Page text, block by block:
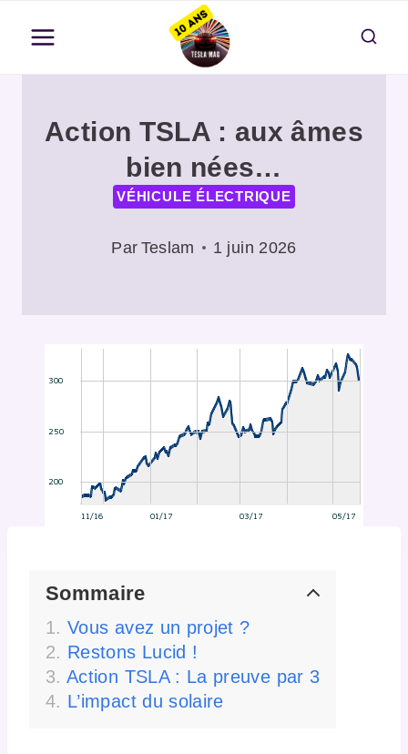
contenu
Action TSLA : aux âmes
bien nées…
VÉHICULE ÉLECTRIQUE
Par Teslam 1 juin 2026
Sommaire
Vous avez un projet ?
Restons Lucid !
Action TSLA : La preuve par 3
L’impact du solaire